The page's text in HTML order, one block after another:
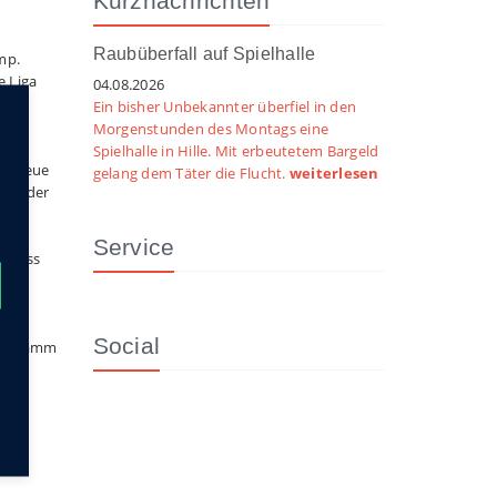
Liga
neue
der
Raubüberfall auf Spielhalle
04.08.2026
Ein bisher Unbekannter überfiel in den
Morgenstunden des Montags eine
Spielhalle in Hille. Mit erbeutetem Bargeld
gelang dem Täter die Flucht. weiterlesen
Service
Social